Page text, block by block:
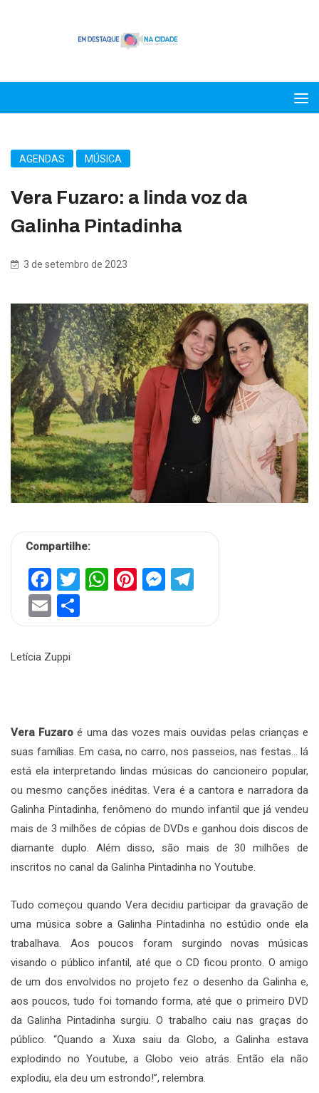
AGENDAS MÚSICA
Vera Fuzaro: a linda voz da
Galinha Pintadinha
3 de setembro de 2023
Compartilhe:
Facebook
Twitter
WhatsApp
Pinterest
Messenger
Email
Letícia Zuppi
Vera Fuzaro é uma das vozes mais ouvidas pelas crianças e
suas famílias. Em casa, no carro, nos passeios, nas festas… lá
está ela interpretando lindas músicas do cancioneiro popular,
ou mesmo canções inéditas. Vera é a cantora e narradora da
Galinha Pintadinha, fenômeno do mundo infantil que já vendeu
mais de 3 milhões de cópias de DVDs e ganhou dois discos de
diamante duplo. Além disso, são mais de 30 milhões de
inscritos no canal da Galinha Pintadinha no Youtube.
Tudo começou quando Vera decidiu participar da gravação de
uma música sobre a Galinha Pintadinha no estúdio onde ela
trabalhava. Aos poucos foram surgindo novas músicas
visando o público infantil, até que o CD ficou pronto. O amigo
de um dos envolvidos no projeto fez o desenho da Galinha e,
aos poucos, tudo foi tomando forma, até que o primeiro DVD
da Galinha Pintadinha surgiu. O trabalho caiu nas graças do
público. “Quando a Xuxa saiu da Globo, a Galinha estava
explodindo no Youtube, a Globo veio atrás. Então ela não
explodiu, ela deu um estrondo!”, relembra.